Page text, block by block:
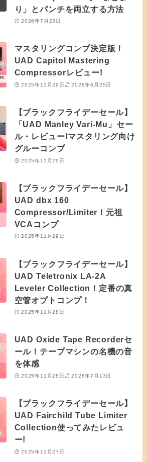
り」とパンチを両立する方法
2026年7月23日
マスタリングコンプ決定版！
UAD Capitol Mastering
Compressorレビュー!
2025年11月29日 2026年6月25日
【ブラックフライデーセール】
「UAD Manley Vari-Mu」セー
ル・レビュー!マスタリング向け
グルーコンプ
2025年11月29日
【ブラックフライデーセール】
UAD dbx 160
Compressor/Limiter！元祖
VCAコンプ
2025年11月29日
【ブラックフライデーセール】
UAD Teletronix LA-2A
Leveler Collection！定番の真
空管オプトコンプ！
2025年11月28日
UAD Oxide Tape Recorderセ
ール！テープマシンの名機の音
を体感
2025年11月28日 2026年7月13日
【ブラックフライデーセール】
UAD Fairchild Tube Limiter
Collection使ってみたレビュ
ー!
2025年11月27日